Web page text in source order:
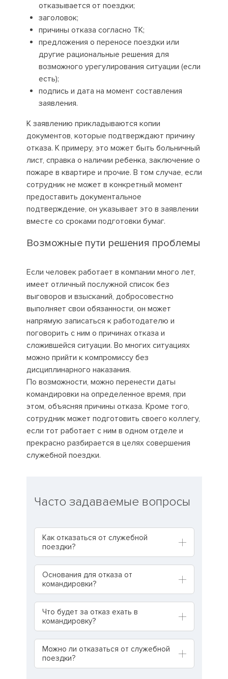
отказывается от поездки;
заголовок;
причины отказа согласно ТК;
предложения о переносе поездки или
другие рациональные решения для
возможного урегулирования ситуации (если
есть);
подпись и дата на момент составления
заявления.
К заявлению прикладываются копии
документов, которые подтверждают причину
отказа. К примеру, это может быть больничный
лист, справка о наличии ребенка, заключение о
пожаре в квартире и прочие. В том случае, если
сотрудник не может в конкретный момент
предоставить документальное
подтверждение, он указывает это в заявлении
вместе со сроками подготовки бумаг.
Возможные пути решения проблемы
Если человек работает в компании много лет,
имеет отличный послужной список без
выговоров и взысканий, добросовестно
выполняет свои обязанности, он может
напрямую записаться к работодателю и
поговорить с ним о причинах отказа и
сложившейся ситуации. Во многих ситуациях
можно прийти к компромиссу без
дисциплинарного наказания.
По возможности, можно перенести даты
командировки на определенное время, при
этом, объясняя причины отказа. Кроме того,
сотрудник может подготовить своего коллегу,
если тот работает с ним в одном отделе и
прекрасно разбирается в целях совершения
служебной поездки.
Часто задаваемые вопросы
Как отказаться от служебной
поездки?
Основания для отказа от
командировки?
Что будет за отказ ехать в
командировку?
Можно ли отказаться от служебной
поездки?